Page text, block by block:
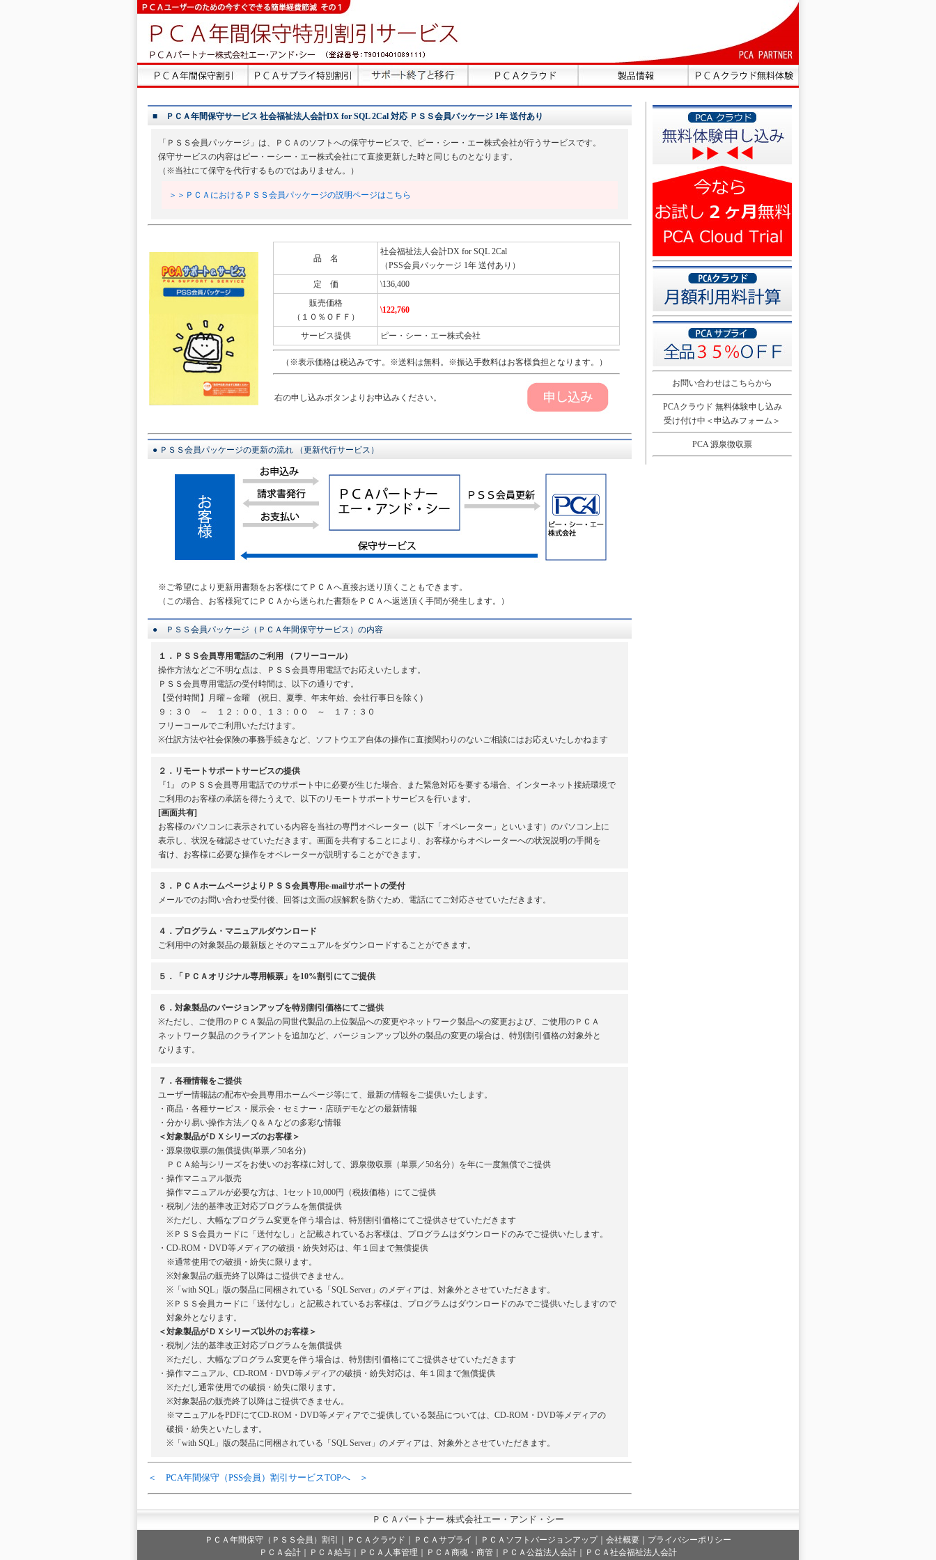
お問い合わせはこちらから
PCAクラウド 無料体験申し込み
受け付け中＜申込みフォーム＞
PCA 源泉徴収票
■ ＰＣＡ年間保守サービス 社会福祉法人会計DX for SQL 2Cal 対応 ＰＳＳ会員パッケージ 1年 送付あり
「ＰＳＳ会員パッケージ」は、ＰＣＡのソフトへの保守サービスで、ピー・シー・エー株式会社が行うサービスです。
保守サービスの内容はピー・ーシー・エー株式会社にて直接更新した時と同じものとなります。
（※当社にて保守を代行するものではありません。）
＞＞ＰＣＡにおけるＰＳＳ会員パッケージの説明ページはこちら
品 名
社会福祉法人会計DX for SQL 2Cal
（PSS会員パッケージ 1年 送付あり）
定 価
\136,400
販売価格
（１０％ＯＦＦ）
\122,760
サービス提供 ピー・シー・エー株式会社
（※表示価格は税込みです。※送料は無料。※振込手数料はお客様負担となります。）
右の申し込みボタンよりお申込みください。
● ＰＳＳ会員パッケージの更新の流れ （更新代行サービス）
※ご希望により更新用書類をお客様にてＰＣＡへ直接お送り頂くこともできます。
（この場合、お客様宛てにＰＣＡから送られた書類をＰＣＡへ返送頂く手間が発生します。）
● ＰＳＳ会員パッケージ（ＰＣＡ年間保守サービス）の内容
１．ＰＳＳ会員専用電話のご利用 （フリーコール）
操作方法などご不明な点は、ＰＳＳ会員専用電話でお応えいたします。
ＰＳＳ会員専用電話の受付時間は、以下の通りです。
【受付時間】月曜～金曜 (祝日、夏季、年末年始、会社行事日を除く)
９：３０ ～ １２：００、１３：００ ～ １７：３０
フリーコールでご利用いただけます。
※仕訳方法や社会保険の事務手続きなど、ソフトウエア自体の操作に直接関わりのないご相談にはお応えいたしかねます
２．リモートサポートサービスの提供
『1』 のＰＳＳ会員専用電話でのサポート中に必要が生じた場合、また緊急対応を要する場合、インターネット接続環境で
ご利用のお客様の承諾を得たうえで、以下のリモートサポートサービスを行います。
[画面共有]
お客様のパソコンに表示されている内容を当社の専門オペレーター（以下「オペレーター」といいます）のパソコン上に
表示し、状況を確認させていただきます。画面を共有することにより、お客様からオペレーターへの状況説明の手間を
省け、お客様に必要な操作をオペレーターが説明することができます。
３．ＰＣＡホームページよりＰＳＳ会員専用e-mailサポートの受付
メールでのお問い合わせ受付後、回答は文面の誤解釈を防ぐため、電話にてご対応させていただきます。
４．プログラム・マニュアルダウンロード
ご利用中の対象製品の最新版とそのマニュアルをダウンロードすることができます。
５．「ＰＣＡオリジナル専用帳票」を10%割引にてご提供
６．対象製品のバージョンアップを特別割引価格にてご提供
※ただし、ご使用のＰＣＡ製品の同世代製品の上位製品への変更やネットワーク製品への変更および、ご使用のＰＣＡ
ネットワーク製品のクライアントを追加など、バージョンアップ以外の製品の変更の場合は、特別割引価格の対象外と
なります。
７．各種情報をご提供
ユーザー情報誌の配布や会員専用ホームページ等にて、最新の情報をご提供いたします。
・商品・各種サービス・展示会・セミナー・店頭デモなどの最新情報
・分かり易い操作方法／Ｑ＆Ａなどの多彩な情報
＜対象製品がＤＸシリーズのお客様＞
・源泉徴収票の無償提供(単票／50名分)
ＰＣＡ給与シリーズをお使いのお客様に対して、源泉徴収票（単票／50名分）を年に一度無償でご提供
・操作マニュアル販売
操作マニュアルが必要な方は、1セット10,000円（税抜価格）にてご提供
・税制／法的基準改正対応プログラムを無償提供
※ただし、大幅なプログラム変更を伴う場合は、特別割引価格にてご提供させていただきます
※ＰＳＳ会員カードに「送付なし」と記載されているお客様は、プログラムはダウンロードのみでご提供いたします。
・CD-ROM・DVD等メディアの破損・紛失対応は、年１回まで無償提供
※通常使用での破損・紛失に限ります。
※対象製品の販売終了以降はご提供できません。
※「with SQL」版の製品に同梱されている「SQL Server」のメディアは、対象外とさせていただきます。
※ＰＳＳ会員カードに「送付なし」と記載されているお客様は、プログラムはダウンロードのみでご提供いたしますので
対象外となります。
＜対象製品がＤＸシリーズ以外のお客様＞
・税制／法的基準改正対応プログラムを無償提供
※ただし、大幅なプログラム変更を伴う場合は、特別割引価格にてご提供させていただきます
・操作マニュアル、CD-ROM・DVD等メディアの破損・紛失対応は、年１回まで無償提供
※ただし通常使用での破損・紛失に限ります。
※対象製品の販売終了以降はご提供できません。
※マニュアルをPDFにてCD-ROM・DVD等メディアでご提供している製品については、CD-ROM・DVD等メディアの
破損・紛失といたします。
※「with SQL」版の製品に同梱されている「SQL Server」のメディアは、対象外とさせていただきます。
＜ PCA年間保守（PSS会員）割引サービスTOPへ ＞
ＰＣＡパートナー 株式会社エー・アンド・シー
ＰＣＡ年間保守（ＰＳＳ会員）割引 ＰＣＡクラウド ＰＣＡサプライ ＰＣＡソフトバージョンアップ｜ 会社概要
プライバシーポリシー
ＰＣＡ会計｜ＰＣＡ給与｜ＰＣＡ人事管理｜ＰＣＡ商魂・商管｜ＰＣＡ公益法人会計｜ＰＣＡ社会福祉法人会計